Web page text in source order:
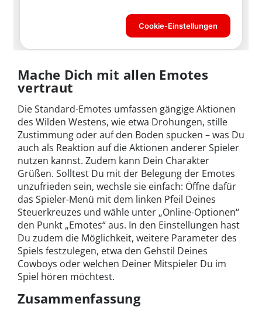
Mache Dich mit allen Emotes
vertraut
Die Standard-Emotes umfassen gängige Aktionen
des Wilden Westens, wie etwa Drohungen, stille
Zustimmung oder auf den Boden spucken – was Du
auch als Reaktion auf die Aktionen anderer Spieler
nutzen kannst. Zudem kann Dein Charakter
Grüßen. Solltest Du mit der Belegung der Emotes
unzufrieden sein, wechsle sie einfach: Öffne dafür
das Spieler-Menü mit dem linken Pfeil Deines
Steuerkreuzes und wähle unter „Online-Optionen“
den Punkt „Emotes“ aus. In den Einstellungen hast
Du zudem die Möglichkeit, weitere Parameter des
Spiels festzulegen, etwa den Gehstil Deines
Cowboys oder welchen Deiner Mitspieler Du im
Spiel hören möchtest.
Zusammenfassung